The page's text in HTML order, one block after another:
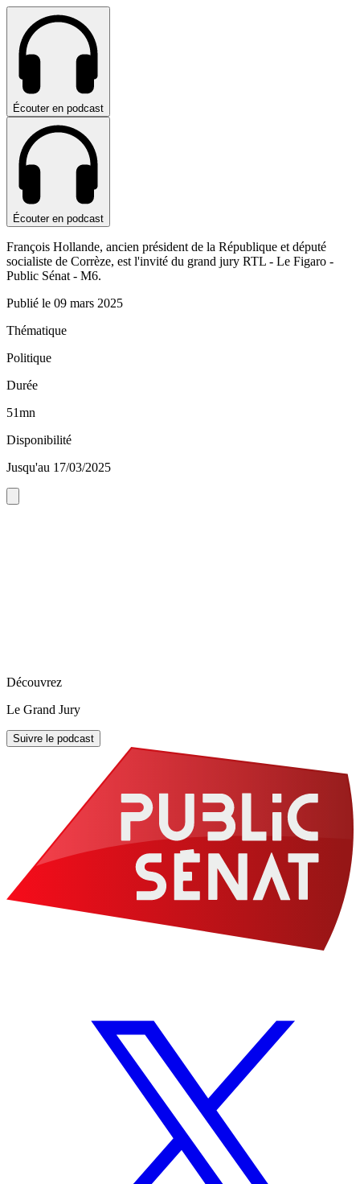
Écouter en podcast
Écouter en podcast
François Hollande, ancien président de la République et député
socialiste de Corrèze, est l'invité du grand jury RTL - Le Figaro -
Public Sénat - M6.
Publié le 09 mars 2025
Thématique
Politique
Durée
51mn
Disponibilité
Jusqu'au 17/03/2025
Découvrez
Le Grand Jury
Suivre le podcast